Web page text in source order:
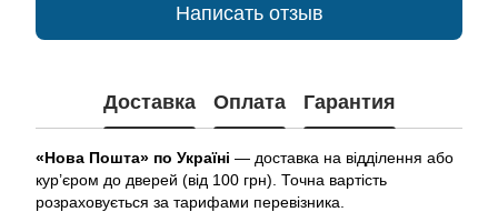
Написать отзыв
Доставка Оплата Гарантия
«Нова Пошта» по Україні — доставка на відділення або
кур’єром до дверей (від 100 грн). Точна вартість
розраховується за тарифами перевізника.